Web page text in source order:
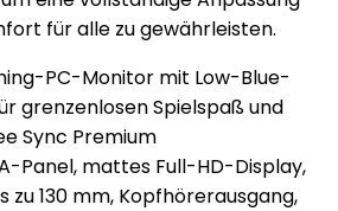
für alle zu gewährleisten.
PC-Monitor mit Low-Blue-
grenzenlosen Spielspaß und
Sync Premium
Panel, mattes Full-HD-Display,
130 mm, Kopfhörerausgang,